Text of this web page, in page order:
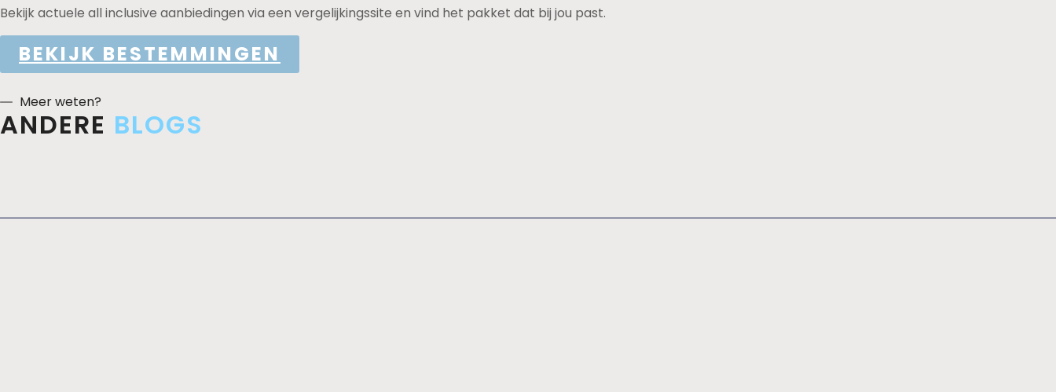
Bekijk actuele all inclusive aanbiedingen via een vergelijkingssite en vind het pakket dat bij jou past.
BEKIJK BESTEMMINGEN
Meer weten?
ANDERE BLOGS